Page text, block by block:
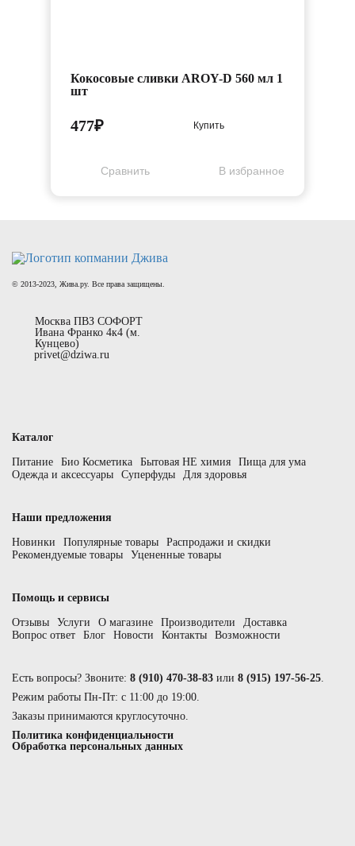
Кокосовые сливки AROY-D 560 мл 1
шт
477₽ Купить
Cравнить В избранное
Каталог
Питание Био Косметика Бытовая НЕ химия
Пища для ума
Одежда и аксессуары
Суперфуды Для здоровья
Наши предложения
Новинки Популярные товары
Распродажи и скидки
Рекомендуемые товары
Уцененные товары
Помощь и сервисы
Отзывы Услуги О магазине Производители
Доставка
Вопрос ответ
Блог Новости Контакты Возможности
© 2013-2023, Жива.ру. Все права защищены.
Москва ПВЗ СОФОРТ
Ивана Франко 4к4 (м.
Кунцево)
privet@dziwa.ru
Есть вопросы? Звоните: 8 (910) 470-38-83 или 8 (915) 197-56-25.
Режим работы Пн-Пт: с 11:00 до 19:00.
Заказы принимаются круглосуточно.
Политика конфиденциальности
Обработка персональных данных